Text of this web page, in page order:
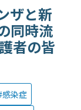
ザと新
同時流
者の皆
感染症